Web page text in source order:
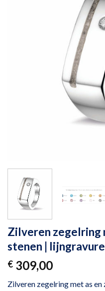
Zilveren zegelring
stenen |
€ 309,00
Zilveren zegelring met as